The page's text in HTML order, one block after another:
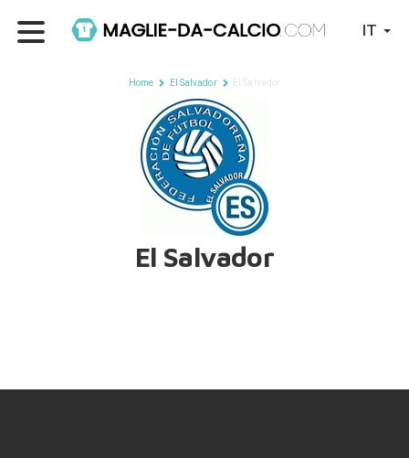
IT
Home El Salvador El Salvador
El Salvador